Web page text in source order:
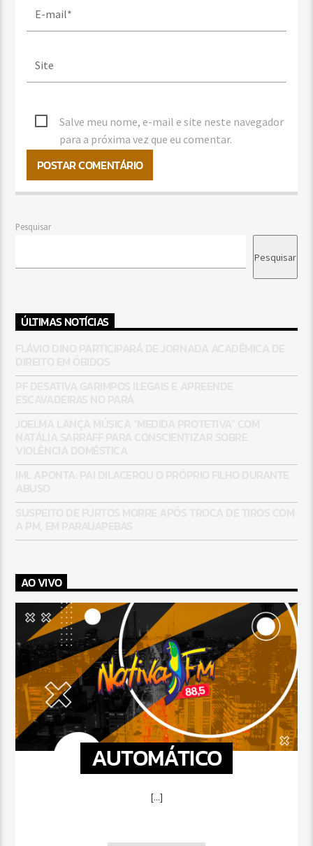
Salve meu nome, e-mail e site neste navegador
para a próxima vez que eu comentar.
Pesquisar
Pesquisar
ÚLTIMAS NOTÍCIAS
AO VIVO
AUTOMÁTICO
[...]